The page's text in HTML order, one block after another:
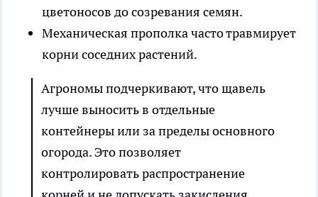
цветоносов до созревания семян.
Механическая прополка часто травмирует
корни соседних растений.
Агрономы подчеркивают, что щавель
лучше выносить в отдельные
контейнеры или за пределы основного
огорода. Это позволяет
контролировать распространение